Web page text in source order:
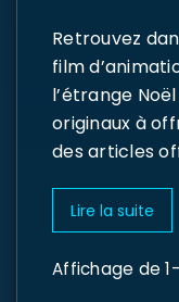
Retrouvez
film
l’étrange
originaux à
des articles
Lire la suite
Affichage de